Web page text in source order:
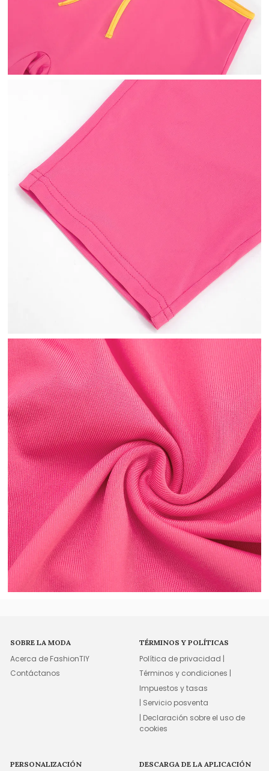
SOBRE LA MODA
Acerca de FashionTIY
Contáctanos
TÉRMINOS Y POLÍTICAS
Política de privacidad |
Términos y condiciones |
Impuestos y tasas
| Servicio posventa
| Declaración sobre el uso de
cookies
PERSONALIZACIÓN DESCARGA DE LA APLICACIÓN